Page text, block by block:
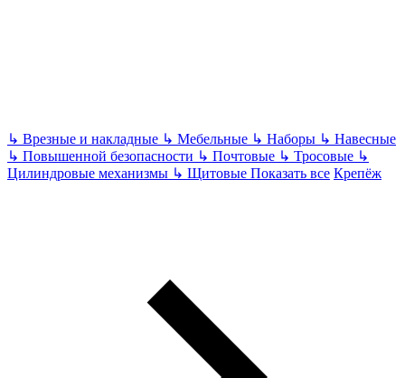
↳ Врезные и накладные ↳ Мебельные ↳ Наборы ↳ Навесные
↳ Повышенной безопасности ↳ Почтовые ↳ Тросовые ↳
Цилиндровые механизмы ↳ Щитовые Показать все Крепёж